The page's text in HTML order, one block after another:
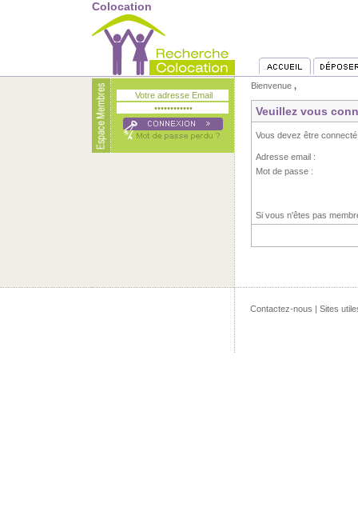
Colocation
Bienvenue ,
Veuillez vous
Vous devez être
Adresse email :
Mot de passe :
Si vous n'êtes pas
Contactez-nous | Sites